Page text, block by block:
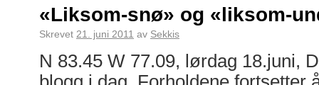
«Liksom-snø» og «liksom-
Skrevet 21. juni 2011 av Sekkis
N 83.45 W 77.09, lørdag 18.juni,